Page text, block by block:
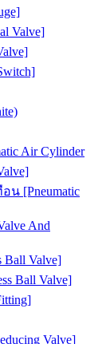
Valve]
Air Cylinder
[Pneumatic
And
Valve]
Ball Valve]
Valve]